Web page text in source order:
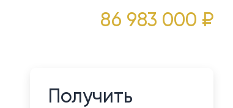
86 983 000 ₽
Получить